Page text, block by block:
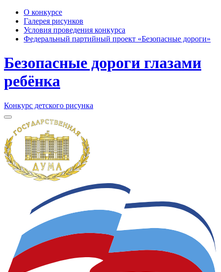
О конкурсе
Галерея рисунков
Условия проведения конкурса
Федеральный партийный проект «Безопасные дороги»
Безопасные дороги глазами
ребёнка
Конкурс детского рисунка